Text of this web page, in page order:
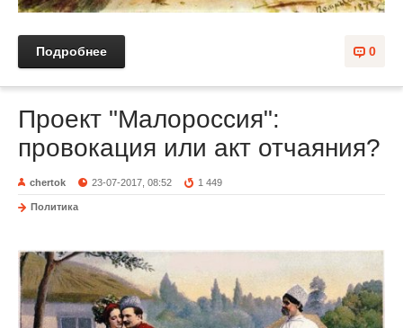
0
Подробнее
Проект "Малороссия":
провокация или акт отчаяния?
chertok 23-07-2017, 08:52 1 449
Политика